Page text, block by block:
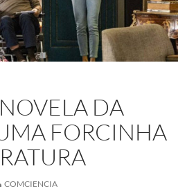
DA
FORCINHA
COMCIENCIA